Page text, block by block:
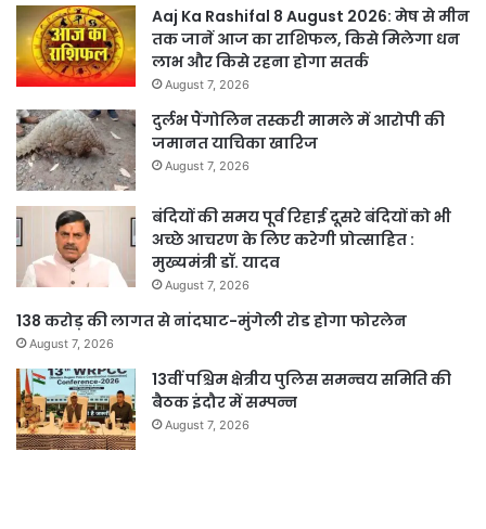
Aaj Ka Rashifal 8 August 2026: मेष से मीन
तक जानें आज का राशिफल, किसे मिलेगा धन
लाभ और किसे रहना होगा सतर्क
August 7, 2026
दुर्लभ पैंगोलिन तस्करी मामले में आरोपी की
जमानत याचिका खारिज
August 7, 2026
बंदियों की समय पूर्व रिहाई दूसरे बंदियों को भी
अच्छे आचरण के लिए करेगी प्रोत्साहित :
मुख्यमंत्री डॉ. यादव
August 7, 2026
138 करोड़ की लागत से नांदघाट-मुंगेली रोड होगा फोरलेन
August 7, 2026
13वीं पश्चिम क्षेत्रीय पुलिस समन्वय समिति की
बैठक इंदौर में सम्पन्न
August 7, 2026